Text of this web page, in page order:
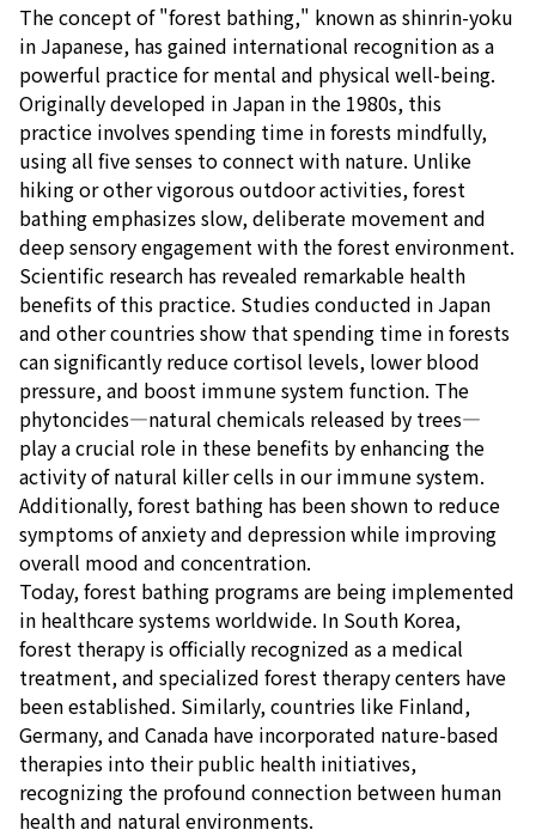
The concept of "forest bathing," known as shinrin-yoku
in Japanese, has gained international recognition as a
powerful practice for mental and physical well-being.
Originally developed in Japan in the 1980s, this
practice involves spending time in forests mindfully,
using all five senses to connect with nature. Unlike
hiking or other vigorous outdoor activities, forest
bathing emphasizes slow, deliberate movement and
deep sensory engagement with the forest environment.
Scientific research has revealed remarkable health
benefits of this practice. Studies conducted in Japan
and other countries show that spending time in forests
can significantly reduce cortisol levels, lower blood
pressure, and boost immune system function. The
phytoncides—natural chemicals released by trees—
play a crucial role in these benefits by enhancing the
activity of natural killer cells in our immune system.
Additionally, forest bathing has been shown to reduce
symptoms of anxiety and depression while improving
overall mood and concentration.
Today, forest bathing programs are being implemented
in healthcare systems worldwide. In South Korea,
forest therapy is officially recognized as a medical
treatment, and specialized forest therapy centers have
been established. Similarly, countries like Finland,
Germany, and Canada have incorporated nature-based
therapies into their public health initiatives,
recognizing the profound connection between human
health and natural environments.